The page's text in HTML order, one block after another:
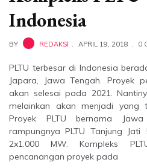
Indonesia
BY REDAKSI APRIL 19, 2018 0
PLTU terbesar di Indonesia
Japara, Jawa Tengah. Proyek
akan selesai pada 2021.
melainkan akan menjadi yang
Proyek PLTU bernama
rampungnya PLTU Tanjung
2x1.000 MW. Kompleks
pencanangan proyek pada